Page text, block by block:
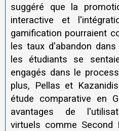
suggéré que la
interactive et
gamification pourraient
les taux d'abandon
les étudiants se
engagés dans le
plus, Pellas et
étude comparative en
avantages de
virtuels comme Second